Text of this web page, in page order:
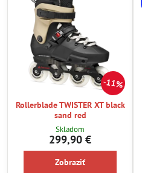
11%
Rollerblade TWISTER XT black
sand red
Skladom
299,90 €
Zobraziť